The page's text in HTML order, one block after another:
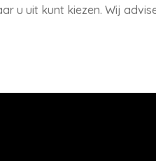
u uit kunt kiezen. Wij